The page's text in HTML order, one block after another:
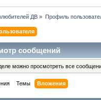
ДВ » Профиль
сообщений
можно просмотреть все
Темы Вложения